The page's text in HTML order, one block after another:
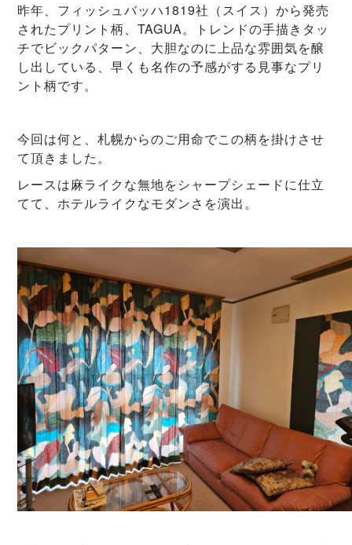
昨年、フィッシュバッハ1819社（スイス）から発売
されたプリント柄、TAGUA。トレンドの手描きタッ
チでビックパターン、大胆なのに上品な雰囲気を醸
し出している、早くも名作の予感がする見事なプリ
ント柄です。
今回は何と、札幌からのご用命でこの柄を掛けさせ
て頂きました。
レースは麻ライクな無地をシャープシェードに仕立
てて、ホテルライクなモダンさを演出。